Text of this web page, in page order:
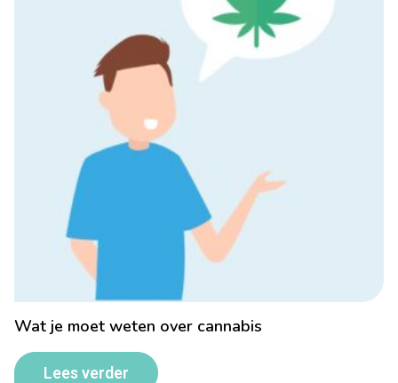
Wat je moet weten over cannabis
Lees verder